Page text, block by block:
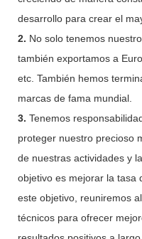
desarrollo para crear el
2. No solo tenemos
también exportamos a
etc. También hemos
marcas de fama mundial.
3. Tenemos
proteger nuestro precioso
de nuestras actividades y
objetivo es mejorar la tasa
este objetivo, reuniremos
técnicos para ofrecer